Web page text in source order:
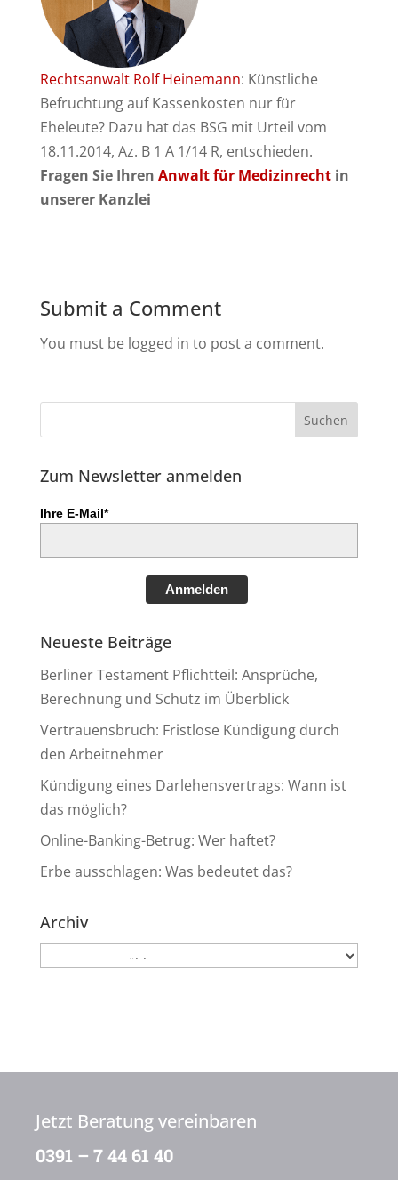
Rechtsanwalt Rolf Heinemann: Künstliche
Befruchtung auf Kassenkosten nur für
Eheleute? Dazu hat das BSG mit Urteil vom
18.11.2014, Az. B 1 A 1/14 R, entschieden.
Fragen Sie Ihren Anwalt für Medizinrechtin
unserer Kanzlei
Submit a Comment
You must be logged in to post a comment.
Zum Newsletter anmelden
Ihre E-Mail*
Anmelden
Neueste Beiträge
Berliner Testament Pflichtteil: Ansprüche,
Berechnung und Schutz im Überblick
Vertrauensbruch: Fristlose Kündigung durch
den Arbeitnehmer
Kündigung eines Darlehensvertrags: Wann ist
das möglich?
Online-Banking-Betrug: Wer haftet?
Erbe ausschlagen: Was bedeutet das?
Archiv
Jetzt Beratung vereinbaren
0391 – 7 44 61 40